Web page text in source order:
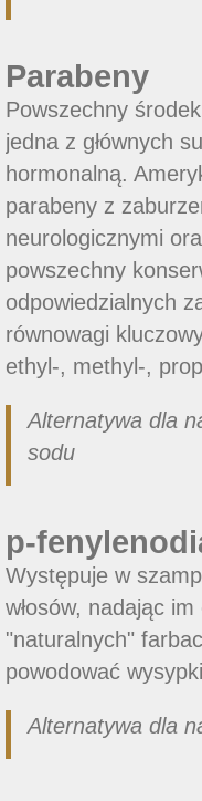
Parabeny
Powszechny
jedna z głównych
hormonalną.
parabeny z
neurologicznymi
powszechny
odpowiedzialnych
równowagi
ethyl-, methyl-,
Alternatywa dla
sodu
p-
Występuje w
włosów, nadając
"naturalnych"
powodować
Alternatywa dla